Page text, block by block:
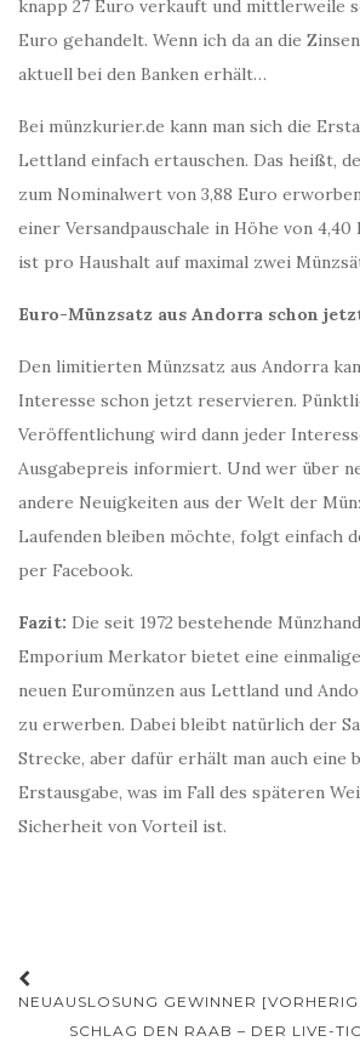
knapp 27 Euro verkauft und mittlerweile
Euro gehandelt. Wenn ich da an die
aktuell bei den Banken erhält…
Bei münzkurier.de kann man sich die
Lettland einfach ertauschen. Das heißt,
zum Nominalwert von 3,88 Euro
einer Versandpauschale in Höhe von 4,40
ist pro Haushalt auf maximal zwei
Euro-Münzsatz aus Andorra schon
Den limitierten Münzsatz aus Andorra
Interesse schon jetzt reservieren.
Veröffentlichung wird dann jeder
Ausgabepreis informiert. Und wer über
andere Neuigkeiten aus der Welt der
Laufenden bleiben möchte, folgt einfach
per Facebook.
Fazit: Die seit 1972 bestehende
Emporium Merkator bietet eine
neuen Euromünzen aus Lettland und
zu erwerben. Dabei bleibt natürlich der
Strecke, aber dafür erhält man auch eine
Erstausgabe, was im Fall des späteren
Sicherheit von Vorteil ist.
Beitrags-
Navigation
NEUAUSLOSUNG GEWINNER
SCHLAG DEN RAAB – DER LIVE-